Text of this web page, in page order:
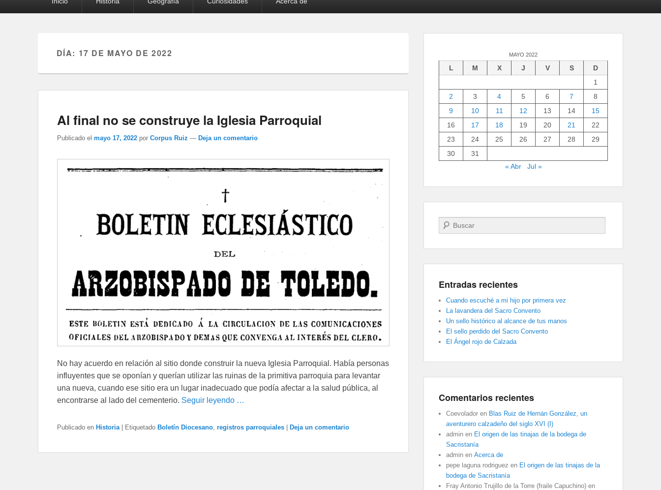
DÍA: 17 DE MAYO DE 2022
Al final no se construye la Iglesia Parroquial
Publicado el mayo 17, 2022 por Corpus Ruiz — Deja un comentario
No hay acuerdo en relación al sitio donde construir la nueva Iglesia Parroquial. Había personas
influyentes que se oponían y querían utilizar las ruinas de la primitiva parroquia para levantar
una nueva, cuando ese sitio era un lugar inadecuado que podía afectar a la salud pública, al
encontrarse al lado del cementerio. Seguir leyendo …
Publicado en Historia | Etiquetado Boletín Diocesano registros parroquiales | Deja un comentario
MAYO 2022
L M X J V S
D
1
2
3 4 5 6 7
8
9
10 11 12 13 14
15
16
17 18 19 20 21
22
23
24 25 26 27 28
29
30
31
« Abr
Jul »
Buscar
Entradas recientes
Cuando escuché a mi hijo por primera vez
La lavandera del Sacro Convento
Un sello histórico al alcance de tus manos
El sello perdido del Sacro Convento
El Ángel rojo de Calzada
Comentarios recientes
Coevolador en Blas Ruiz de Hernán González, un
aventurero calzadeño del siglo XVI (I)
admin en El origen de las tinajas de la bodega de
Sacristanía
admin en Acerca de
pepe laguna rodriguez en El origen de las tinajas de la
bodega de Sacristanía
Fray Antonio Trujillo de la Torre (fraile Capuchino) en